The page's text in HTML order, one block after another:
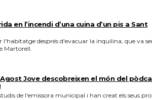
en l’incendi d’una cuina d’un pis a Sant
l'habitatge després d'evacuar la inquilina, que va
Martorell.
Jove descobreixen el món del
de l'emissora municipal i han creat els seus